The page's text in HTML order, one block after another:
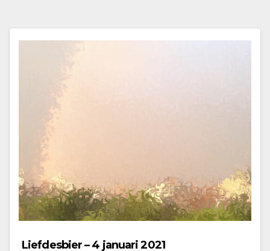
Liefdesbier – 4 januari 2021